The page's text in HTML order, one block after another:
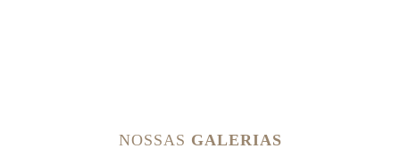
NOSSAS GALERIAS